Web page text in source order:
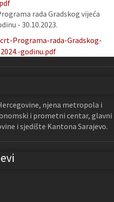
rada Gradskog vijeća
- 30.10.2023.
Programa-rada-Gradskog-
godinu.pdf
njena metropola i
i prometni centar, glavni
i sjedište Kantona Sarajevo.